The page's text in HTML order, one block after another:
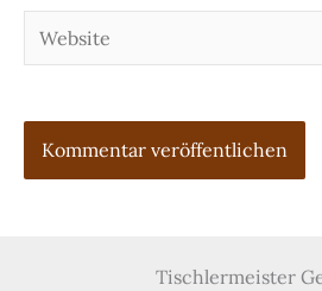
Website
Tischlermeister